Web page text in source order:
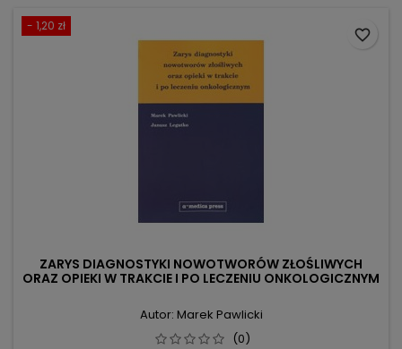
- 1,20 zł
ZARYS DIAGNOSTYKI NOWOTWORÓW ZŁOŚLIWYCH
ORAZ OPIEKI W TRAKCIE I PO LECZENIU ONKOLOGICZNYM
Autor: Marek Pawlicki
(0)
favorite_border